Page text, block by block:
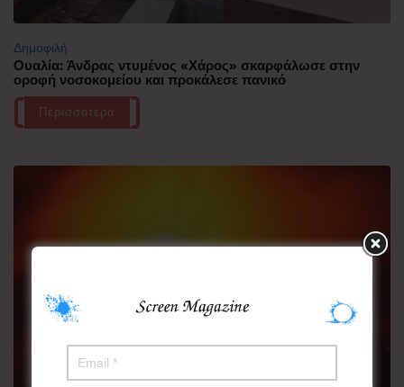
Δημοφιλή
Ουαλία: Άνδρας ντυμένος «Χάρος» σκαρφάλωσε στην
οροφή νοσοκομείου και προκάλεσε πανικό
Περισσότερα